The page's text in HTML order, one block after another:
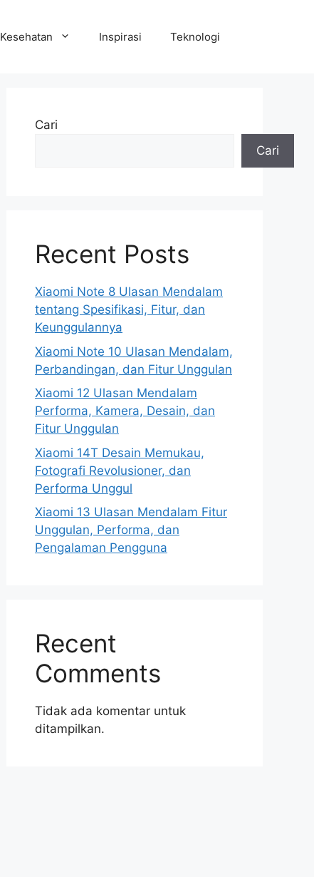
Kesehatan Inspirasi Teknologi
Cari
Cari
Recent Posts
Xiaomi Note 8 Ulasan Mendalam
tentang Spesifikasi, Fitur, dan
Keunggulannya
Xiaomi Note 10 Ulasan Mendalam,
Perbandingan, dan Fitur Unggulan
Xiaomi 12 Ulasan Mendalam
Performa, Kamera, Desain, dan
Fitur Unggulan
Xiaomi 14T Desain Memukau,
Fotografi Revolusioner, dan
Performa Unggul
Xiaomi 13 Ulasan Mendalam Fitur
Unggulan, Performa, dan
Pengalaman Pengguna
Recent
Comments
Tidak ada komentar untuk
ditampilkan.